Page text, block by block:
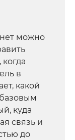
можно
в
какой
куда
связь и
до